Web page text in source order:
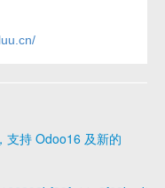
支持 Odoo16 及新的